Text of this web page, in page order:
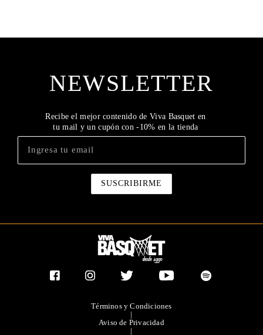
NEWSLETTER
Recibe el mejor contenido de Viva Basquet en
tu mail y un cupón con -10% en la tienda
Términos y Condiciones
|
Aviso de Privacidad
|